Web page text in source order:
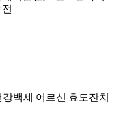
백세 어르신 효도잔치